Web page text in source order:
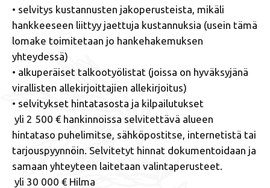
• selvitys kustannusten jakoperusteista, mikäli
hankkeeseen liittyy jaettuja kustannuksia (usein tämä
lomake toimitetaan jo hankehakemuksen
yhteydessä)
• alkuperäiset talkootyölistat (joissa on hyväksyjänä
virallisten allekirjoittajien allekirjoitus)
• selvitykset hintatasosta ja kilpailutukset
yli 2 500 € hankinnoissa selvitettävä alueen
hintataso puhelimitse, sähköpostitse, internetistä tai
tarjouspyynnöin. Selvitetyt hinnat dokumentoidaan ja
samaan yhteyteen laitetaan valintaperusteet.
yli 30 000 € Hilma